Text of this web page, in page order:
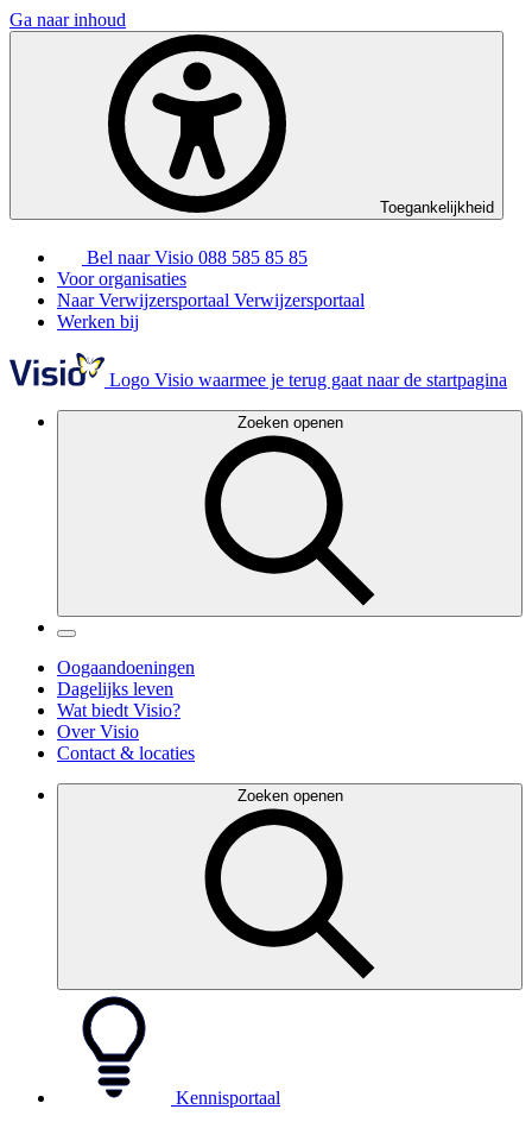
Ga naar inhoud
Toegankelijkheid
Bel naar Visio 088 585 85 85
Voor organisaties
Naar Verwijzersportaal Verwijzersportaal
Werken bij
Logo Visio waarmee je terug gaat naar de startpagina
Zoeken openen
Oogaandoeningen
Dagelijks leven
Wat biedt Visio?
Over Visio
Contact & locaties
Zoeken openen
Kennisportaal